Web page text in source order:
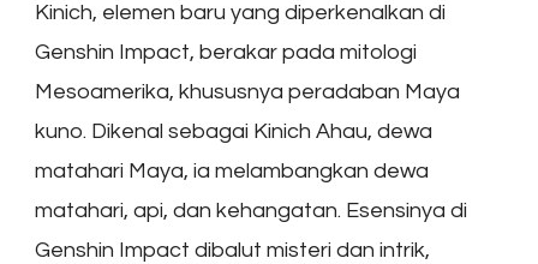
Kinich, elemen baru yang diperkenalkan di
Genshin Impact, berakar pada mitologi
Mesoamerika, khususnya peradaban Maya
kuno. Dikenal sebagai Kinich Ahau, dewa
matahari Maya, ia melambangkan dewa
matahari, api, dan kehangatan. Esensinya di
Genshin Impact dibalut misteri dan intrik,